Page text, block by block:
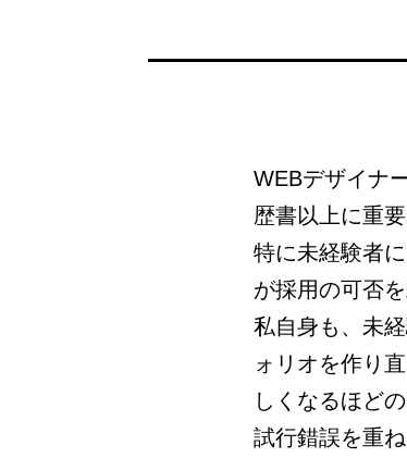
WEBデザイナ
歴書以上に重
特に未経験者
が採用の可否
私自身も、未
ォリオを作り
しくなるほど
試行錯誤を重